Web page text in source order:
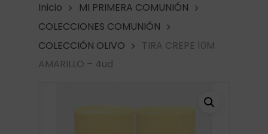
Inicio
MI PRIMERA COMUNIÓN
COLECCIONES COMUNIÓN
COLECCIÓN OLIVO
TIRA CREPE 10M
AMARILLO – 4ud